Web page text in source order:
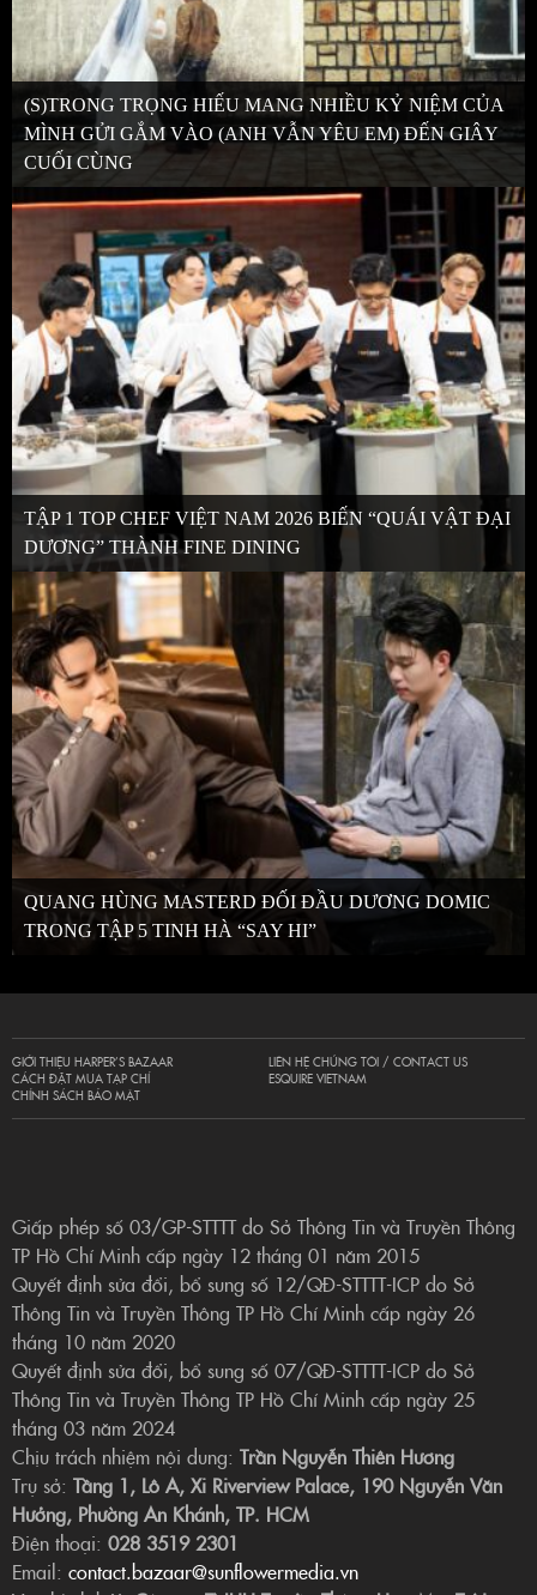
(S)TRONG TRỌNG HIẾU MANG NHIỀU KỶ NIỆM CỦA
MÌNH GỬI GẮM VÀO (ANH VẪN YÊU EM) ĐẾN GIÂY
CUỐI CÙNG
TẬP 1 TOP CHEF VIỆT NAM 2026 BIẾN “QUÁI VẬT ĐẠI
DƯƠNG” THÀNH FINE DINING
QUANG HÙNG MASTERD ĐỐI ĐẦU DƯƠNG DOMIC
TRONG TẬP 5 TINH HÀ “SAY HI”
GIỚI THIỆU HARPER’S BAZAAR
CÁCH ĐẶT MUA TẠP CHÍ
CHÍNH SÁCH BẢO MẬT
LIÊN HỆ CHÚNG TÔI / CONTACT US
ESQUIRE VIETNAM
Giấp phép số 03/GP-STTTT do Sở Thông Tin và Truyền Thông
TP Hồ Chí Minh cấp ngày 12 tháng 01 năm 2015
Quyết định sửa đổi, bổ sung số 12/QĐ-STTTT-ICP do Sở
Thông Tin và Truyền Thông TP Hồ Chí Minh cấp ngày 26
tháng 10 năm 2020
Quyết định sửa đổi, bổ sung số 07/QĐ-STTTT-ICP do Sở
Thông Tin và Truyền Thông TP Hồ Chí Minh cấp ngày 25
tháng 03 năm 2024
Chịu trách nhiệm nội dung: Trần Nguyễn Thiên Hương
Trụ sở: Tầng 1, Lô A, Xi Riverview Palace, 190 Nguyễn Văn
Hưởng, Phường An Khánh, TP. HCM
Điện thoại: 028 3519 2301
Email: contact.bazaar@sunflowermedia.vn